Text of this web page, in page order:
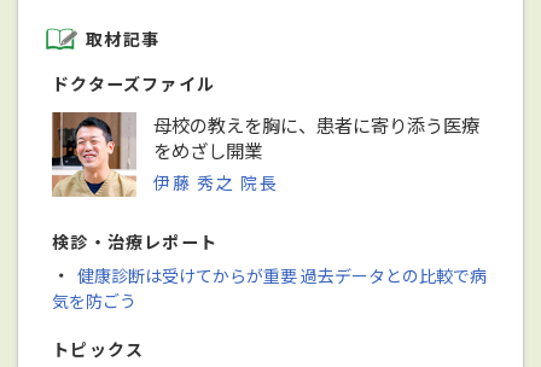
取材記事
ドクターズファイル
母校の教えを胸に、患者に寄り添う医療
をめざし開業
伊藤 秀之 院長
検診・治療レポート
・ 健康診断は受けてからが重要 過去データとの比較で病
気を防ごう
トピックス